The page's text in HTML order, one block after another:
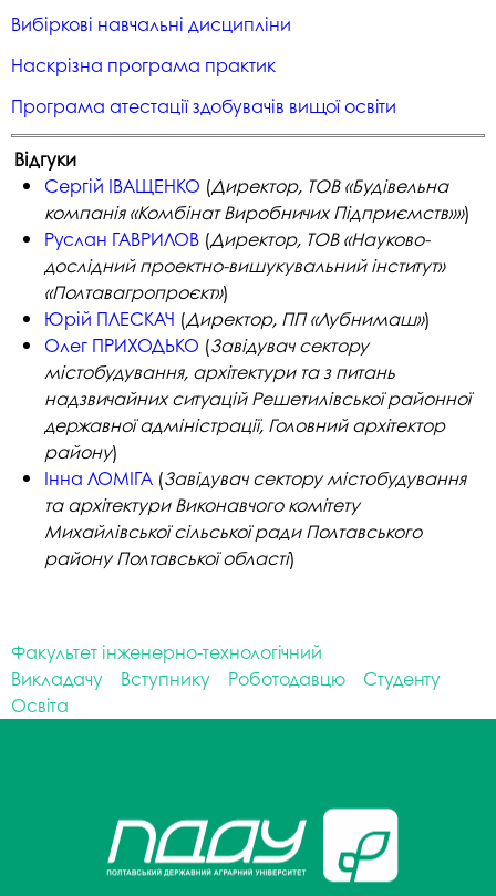
Вибіркові навчальні дисципліни
Наскрізна програма практик
Програма атестації здобувачів вищої освіти
Відгуки
Сергій ІВАЩЕНКО (Директор, ТОВ «Будівельна
компанія «Комбінат Виробничих Підприємств»»)
Руслан ГАВРИЛОВ (Директор, ТОВ «Науково-
дослідний проектно-вишукувальний інститут»
«Полтавагропроєкт»)
Юрій ПЛЕСКАЧ (Директор, ПП«Лубнимаш»)
Олег ПРИХОДЬКО (Завідувач сектору
містобудування, архітектури та з питань
надзвичайних ситуацій Решетилівської районної
державної адміністрації, Головний архітектор
району)
Інна ЛОМІГА (Завідувач сектору містобудування
та архітектури Виконавчого комітету
Михайлівської сільської ради Полтавського
району Полтавської області)
Факультет інженерно-технологічний
Викладачу
Вступнику Роботодавцю
Студенту
Освіта